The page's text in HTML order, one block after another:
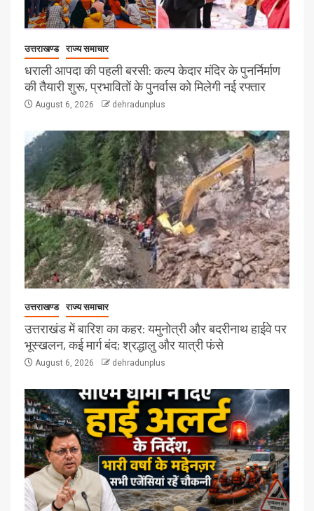
उत्तराखण्ड राज्य समाचार
धराली आपदा की पहली बरसी: कल्प केदार मंदिर के पुनर्निर्माण
की तैयारी शुरू, प्रभावितों के पुनर्वास को मिलेगी नई रफ्तार
August 6, 2026 dehradunplus
उत्तराखण्ड राज्य समाचार
उत्तराखंड में बारिश का कहर: यमुनोत्री और बदरीनाथ हाईवे पर
भूस्खलन, कई मार्ग बंद; श्रद्धालु और यात्री फंसे
August 6, 2026 dehradunplus